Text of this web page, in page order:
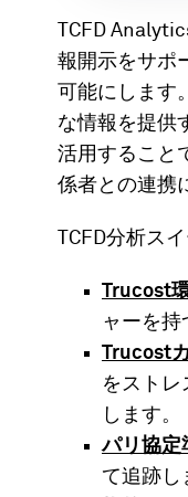
TCFD
報開示をサポ
可能にします
な情報を提供
活用すること
係者との連携
TCFD分析ス
Trucost
ャーを持
Trucost
をスト
します。
パリ協定
て追跡し